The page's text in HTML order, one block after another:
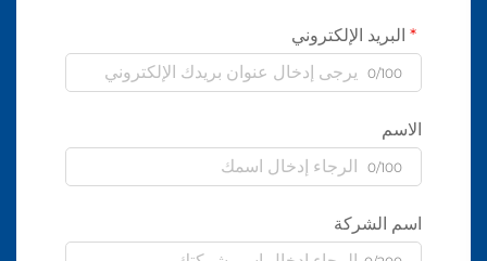
البريد الإلكتروني
0/100
الاسم
0/100
اسم الشركة